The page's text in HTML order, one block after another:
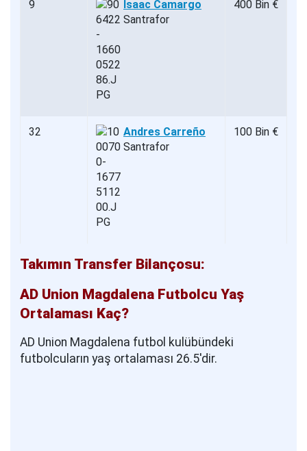
9
Isaac Camargo
Santrafor
400 Bin €
32
Andres Carreño
Santrafor
100 Bin €
Takımın Transfer Bilançosu:
AD Union Magdalena Futbolcu Yaş
Ortalaması Kaç?
AD Union Magdalena futbol kulübündeki
futbolcuların yaş ortalaması 26.5'dir.